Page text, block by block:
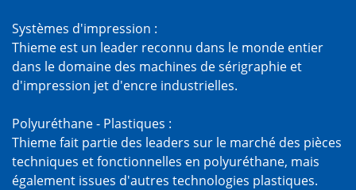
Systèmes d'impression :
Thieme est un leader reconnu dans le monde entier
dans le domaine des machines de sérigraphie et
d'impression jet d'encre industrielles.
Polyuréthane - Plastiques :
Thieme fait partie des leaders sur le marché des pièces
techniques et fonctionnelles en polyuréthane, mais
également issues d'autres technologies plastiques.